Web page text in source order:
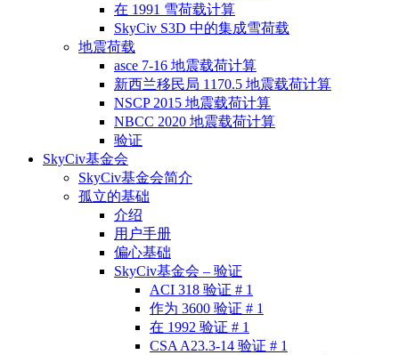
在 1991 雪荷载计算
SkyCiv S3D 中的集成雪荷载
地震荷载
asce 7-16 地震载荷计算
新西兰移民局 1170.5 地震载荷计算
NSCP 2015 地震载荷计算
NBCC 2020 地震载荷计算
验证
SkyCiv基金会
SkyCiv基金会简介
孤立的基础
介绍
用户手册
偏心基础
SkyCiv基金会 – 验证
ACI 318 验证 # 1
作为 3600 验证 # 1
在 1992 验证 # 1
CSA A23.3-14 验证 # 1